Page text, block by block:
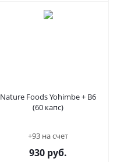
Nature Foods Yohimbe + B6
(60 капс)
+93 на счет
930 руб.